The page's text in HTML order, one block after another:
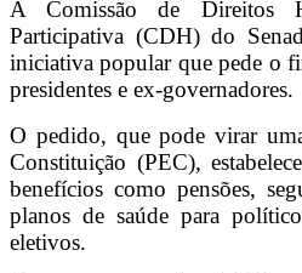
A Comissão de Direitos
Participativa (CDH) do
iniciativa popular que pede o
presidentes e ex-governadores.
O pedido, que pode virar
Constituição (PEC),
benefícios como pensões,
planos de saúde para
eletivos.